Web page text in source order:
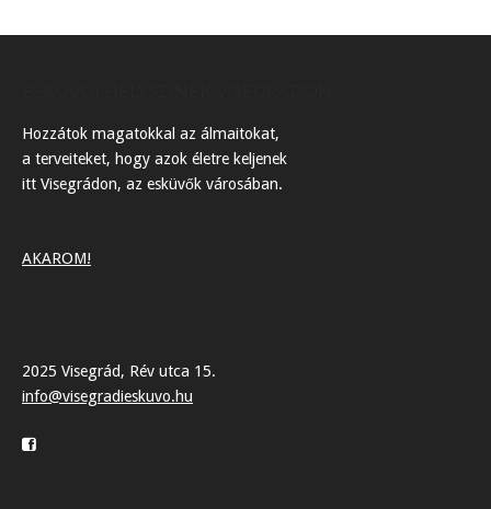
Hozzátok magatokkal az álmaitokat,
a terveiteket, hogy azok életre keljenek
itt Visegrádon, az esküvők városában.
AKAROM!
2025 Visegrád, Rév utca 15.
info@visegradieskuvo.hu